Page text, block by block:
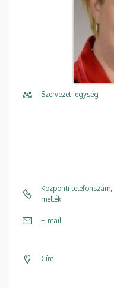
Szervezeti egység
Központi telefonszám,
mellék
E-mail
Cím